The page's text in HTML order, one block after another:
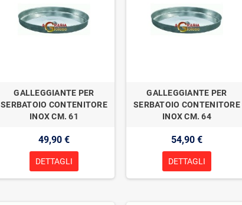
GALLEGGIANTE PER
SERBATOIO CONTENITORE
INOX CM. 61
49,90 €
DETTAGLI
GALLEGGIANTE PER
SERBATOIO CONTENITORE
INOX CM. 64
54,90 €
DETTAGLI